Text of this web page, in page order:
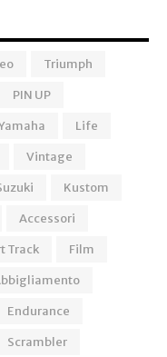
Triumph
PIN UP
Life
Vintage
Kustom
Accessori
Track
Film
Endurance
Scrambler